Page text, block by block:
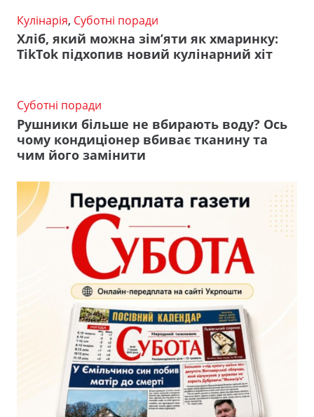
Кулінарія, Суботні поради
Хліб, який можна зім’яти як хмаринку:
TikTok підхопив новий кулінарний хіт
Суботні поради
Рушники більше не вбирають воду? Ось
чому кондиціонер вбиває тканину та
чим його замінити